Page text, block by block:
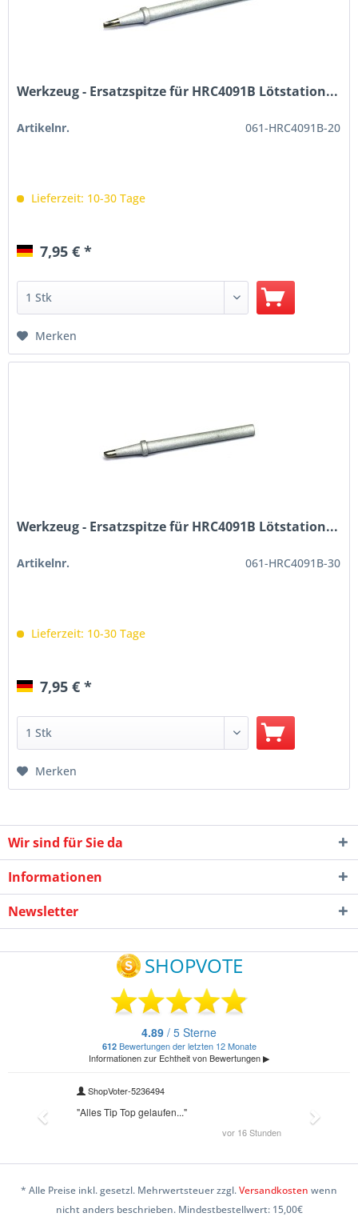
Werkzeug - Ersatzspitze für HRC4091B Lötstation...
Artikelnr. 061-HRC4091B-20
Lieferzeit: 10-30 Tage
7,95 € *
Merken
Werkzeug - Ersatzspitze für HRC4091B Lötstation...
Artikelnr. 061-HRC4091B-30
Lieferzeit: 10-30 Tage
7,95 € *
Merken
Wir sind für Sie da
Informationen
Newsletter
* Alle Preise inkl. gesetzl. Mehrwertsteuer zzgl.Versandkosten wenn
nicht anders beschrieben. Mindestbestellwert: 15,00€